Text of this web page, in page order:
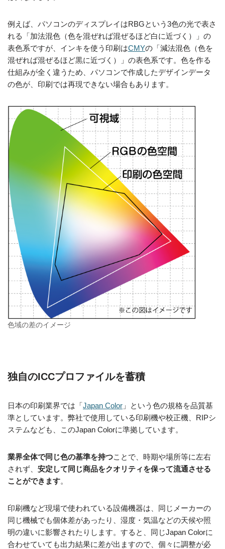
例えば、パソコンのディスプレイはRBGという3色の光で表さ
れる「加法混色（色を混ぜれば混ぜるほど白に近づく）」の
表色系ですが、インキを使う印刷はCMYの「減法混色（色を
混ぜれば混ぜるほど黒に近づく）」の表色系です。色を作る
仕組みが全く違うため、パソコンで作成したデザインデータ
の色が、印刷では再現できない場合もあります。
色域の差のイメージ
独自のICCプロファイルを蓄積
日本の印刷業界では「Japan Color 」という色の規格を品質基
準としています。弊社で使用している印刷機や校正機、RIPシ
ステムなども、このJapan Colorに準拠しています。
業界全体で同じ色の基準を持つことで、時期や場所等に左右
されず、 安定して同じ商品をクオリティを保って流通させる
ことができます。
印刷機など現場で使われている設備機器は、同じメーカーの
同じ機械でも個体差があったり、湿度・気温などの天候や照
明の違いに影響されたりします。すると、同じJapan Colorに
合わせていても出力結果に差が出ますので、個々に調整が必